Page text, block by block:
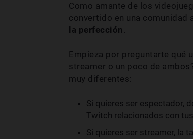
Como amante de los
convertido en una comunidad
la perfección .
Empieza por preguntarte qué
streamer o un poco de
muy diferentes:
Si quieres ser espectador,
Twitch relacionados con
Si quieres ser streamer, la